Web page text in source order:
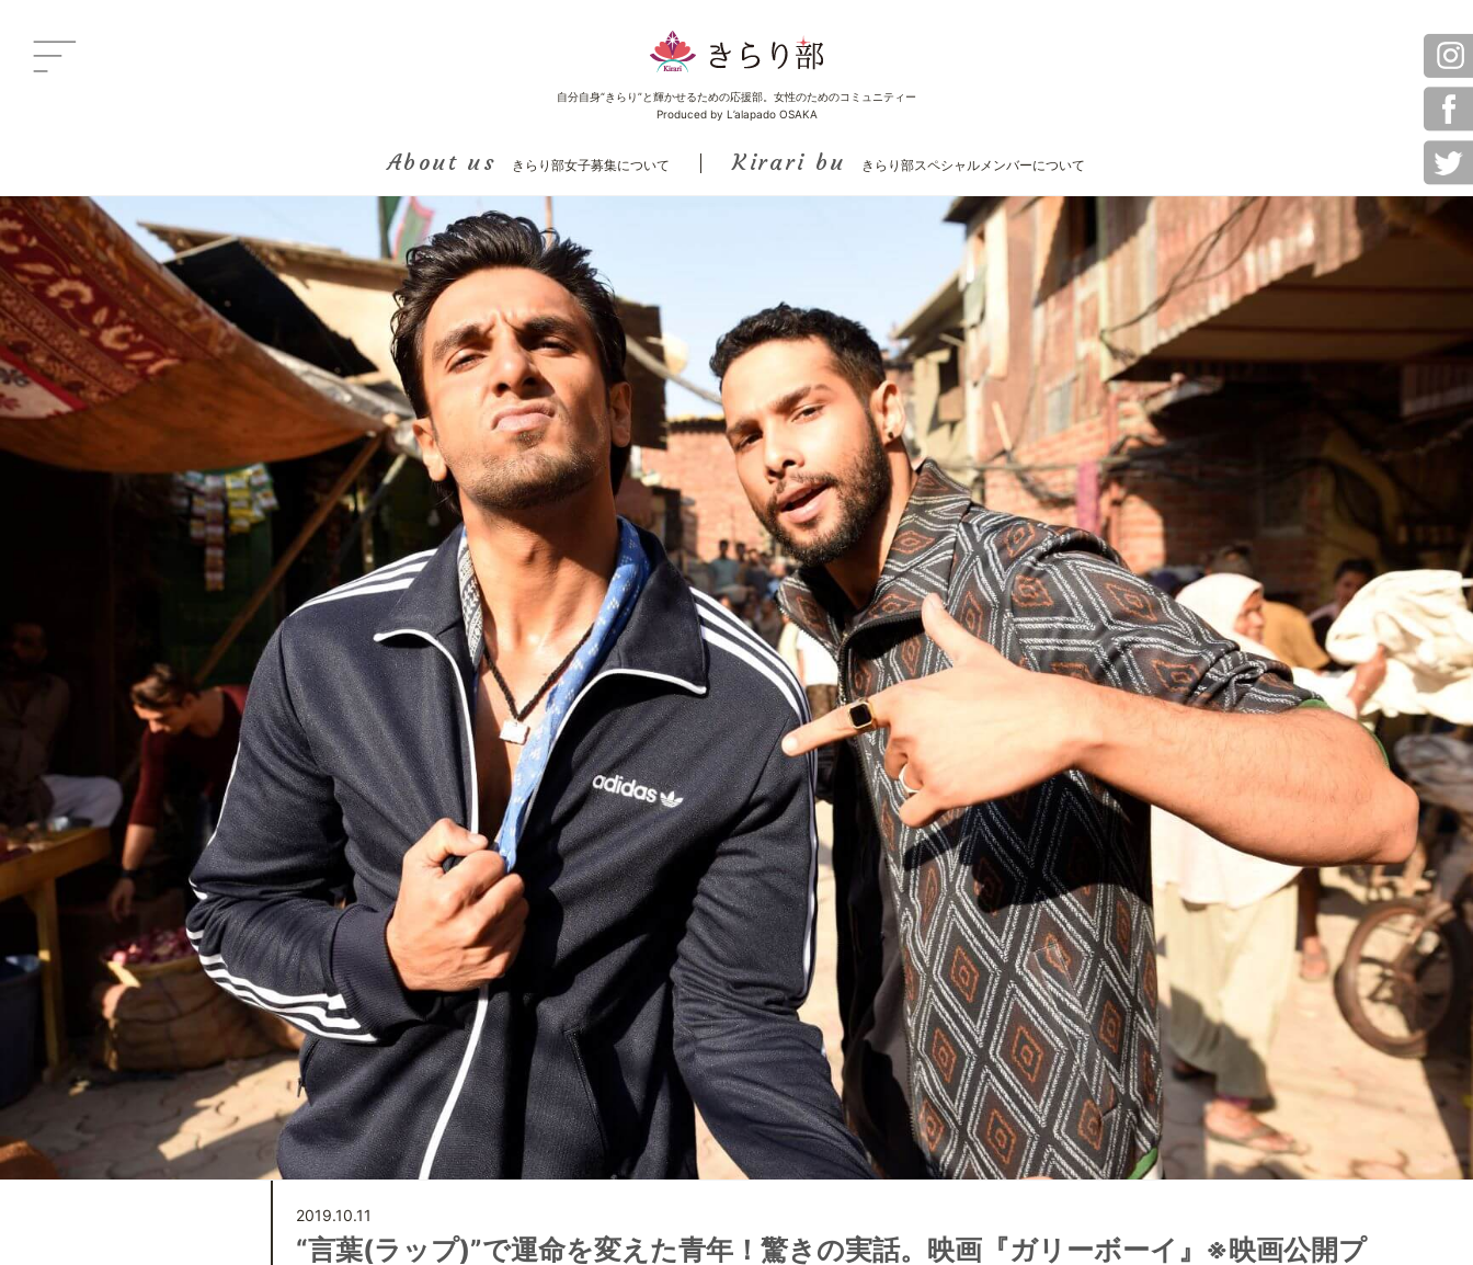
自分自身“きらり”と輝かせるための応援部。女性のためのコミュニティー
Produced by L’alapado OSAKA
About us きらり部女子募集について Kirari bu きらり部スペシャルメンバーについて
2019.10.11
“言葉(ラップ)”で運命を変えた青年！驚きの実話。映画『ガリーボーイ』※映画公開プ
Category イベント
Category グルメ
Category ビューティ
Category エンタメ
Category
きらり部スペシャルメンバーについて